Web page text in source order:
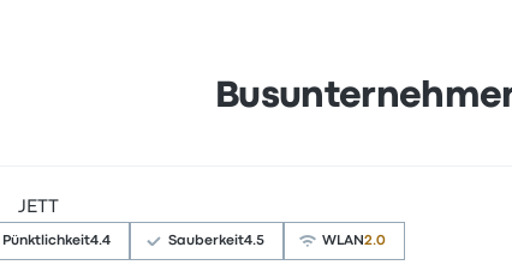
JETT
Pünktlichkeit4.4 Sauberkeit4.5 WLAN 2.0